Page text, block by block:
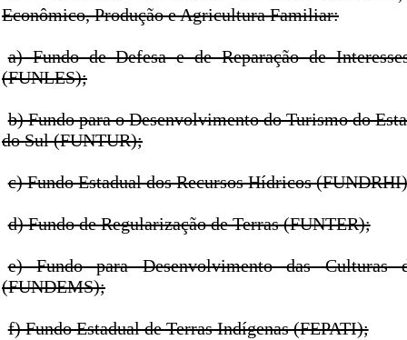
Econômico, Produção e Agricultura Familiar:
a) Fundo de Defesa e de Reparação de
(FUNLES);
b) Fundo para o Desenvolvimento do Turismo do
do Sul (FUNTUR);
c) Fundo Estadual dos Recursos Hídricos
d) Fundo de Regularização de Terras (FUNTER);
e) Fundo para Desenvolvimento das
(FUNDEMS);
f) Fundo Estadual de Terras Indígenas (FEPATI);